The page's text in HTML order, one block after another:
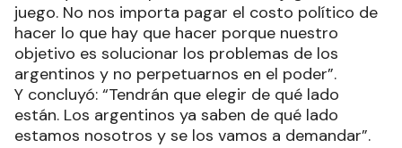
juego. No nos importa pagar el costo político de
hacer lo que hay que hacer porque nuestro
objetivo es solucionar los problemas de los
argentinos y no perpetuarnos en el poder”.
Y concluyó: “Tendrán que elegir de qué lado
están. Los argentinos ya saben de qué lado
estamos nosotros y se los vamos a demandar”.